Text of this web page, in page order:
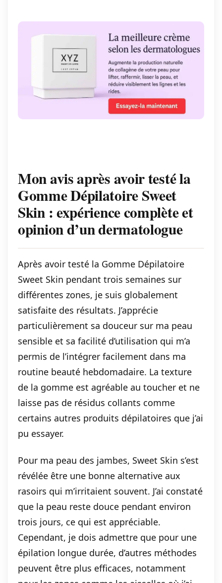
Mon avis après avoir testé la
Gomme Dépilatoire Sweet
Skin : expérience complète et
opinion d’un dermatologue
Après avoir testé la Gomme Dépilatoire
Sweet Skin pendant trois semaines sur
différentes zones, je suis globalement
satisfaite des résultats. J’apprécie
particulièrement sa douceur sur ma peau
sensible et sa facilité d’utilisation qui m’a
permis de l’intégrer facilement dans ma
routine beauté hebdomadaire. La texture
de la gomme est agréable au toucher et ne
laisse pas de résidus collants comme
certains autres produits dépilatoires que j’ai
pu essayer.
Pour ma peau des jambes, Sweet Skin s’est
révélée être une bonne alternative aux
rasoirs qui m’irritaient souvent. J’ai constaté
que la peau reste douce pendant environ
trois jours, ce qui est appréciable.
Cependant, je dois admettre que pour une
épilation longue durée, d’autres méthodes
peuvent être plus efficaces, notamment